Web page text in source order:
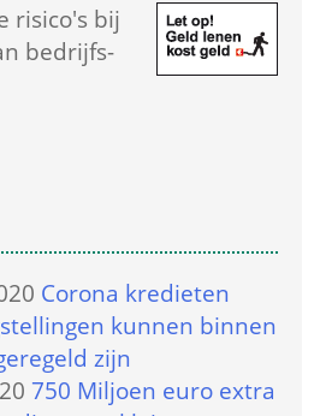
risico's bij
bedrijfs­
Corona kredieten
kunnen binnen
zijn
750 Miljoen euro extra